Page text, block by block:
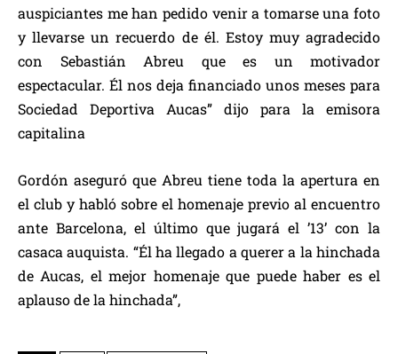
auspiciantes me han pedido venir a tomarse una foto
y llevarse un recuerdo de él. Estoy muy agradecido
con Sebastián Abreu que es un motivador
espectacular. Él nos deja financiado unos meses para
Sociedad Deportiva Aucas” dijo para la emisora
capitalina
Gordón aseguró que Abreu tiene toda la apertura en
el club y habló sobre el homenaje previo al encuentro
ante Barcelona, el último que jugará el ’13’ con la
casaca auquista. “Él ha llegado a querer a la hinchada
de Aucas, el mejor homenaje que puede haber es el
aplauso de la hinchada”,